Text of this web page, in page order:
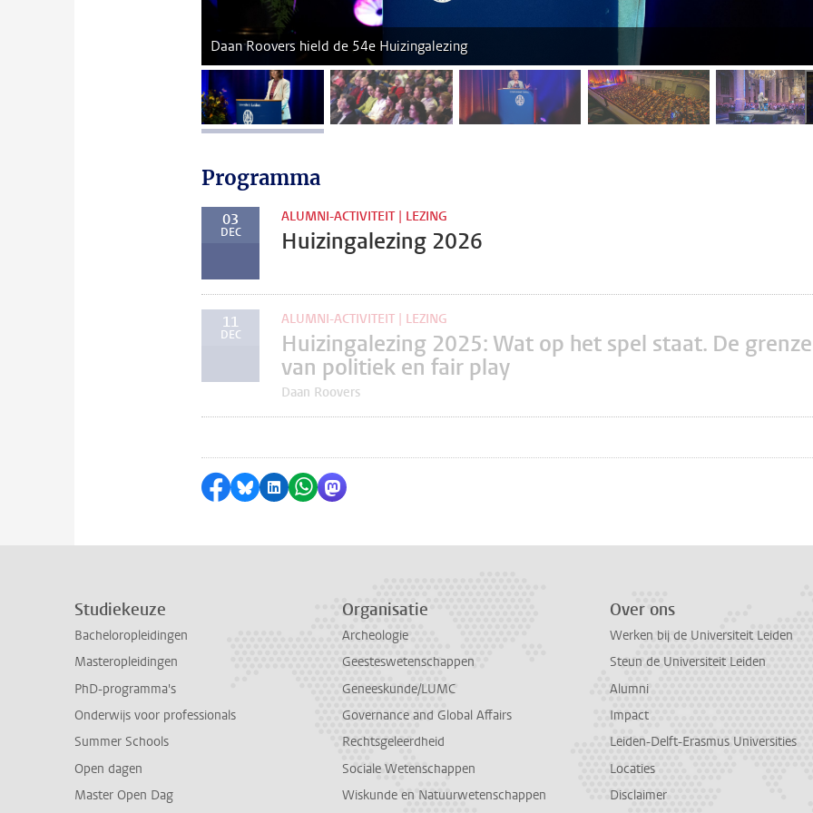
Daan Roovers hield de 54e Huizingalezing
afbeelding 1 afbeelding 2 afbeelding 3 afbeelding 4
Programma
03
DEC
ALUMNI-ACTIVITEIT | LEZING
Huizingalezing 2026
11
DEC
ALUMNI-ACTIVITEIT | LEZING
Huizingalezing 2025: Wat op het spel staat. De
van politiek en fair play
Daan Roovers
Delen op Facebook
Delen via Bluesky
Delen op LinkedIn
Delen via WhatsApp
Delen via Mastodon
Studiekeuze
Bacheloropleidingen
Masteropleidingen
PhD-programma's
Onderwijs voor professionals
Summer Schools
Open dagen
Master Open Dag
Organisatie
Archeologie
Geesteswetenschappen
Geneeskunde/LUMC
Governance and Global Affairs
Rechtsgeleerdheid
Sociale Wetenschappen
Wiskunde en Natuurwetenschappen
Over ons
Werken bij de Universiteit Leiden
Steun de Universiteit Leiden
Alumni
Impact
Leiden-Delft-Erasmus Universities
Locaties
Disclaimer